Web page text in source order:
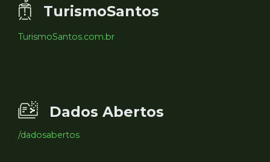
TurismoSantos
TurismoSantos.com.br
Dados Abertos
/dadosabertos